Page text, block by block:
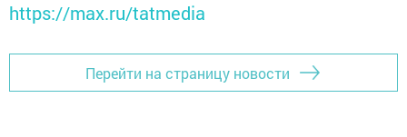
https://max.ru/tatmedia
Перейти на страницу новости